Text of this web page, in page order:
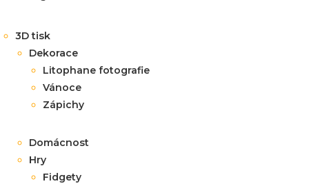
3D tisk
Dekorace
Litophane fotografie
Vánoce
Zápichy
Domácnost
Hry
Fidgety